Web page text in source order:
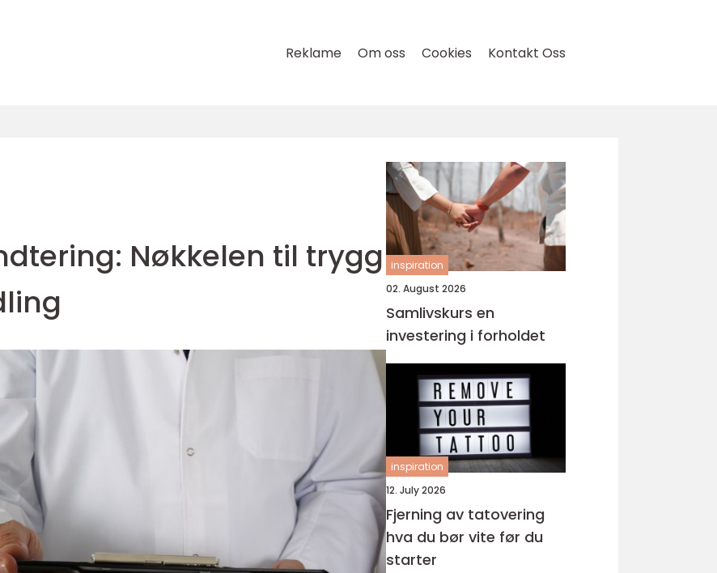
Reklame Om oss Cookies Kontakt Oss
Nøkkelen til trygg
inspiration
02. August 2026
Samlivskurs en
investering i forholdet
inspiration
12. July 2026
Fjerning av tatovering
hva du bør vite før du
starter